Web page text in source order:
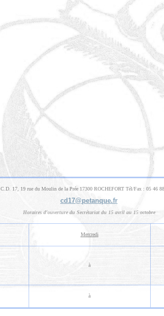
C.D. 17, 19 rue du Moulin de la Prée 17300 ROCHEFORT Tél/Fax : 05 46
cd17@petanque.fr
Horaires d'ouverture du Secrétariat du 15 avril au 15 octobre
Mercredi
à
à